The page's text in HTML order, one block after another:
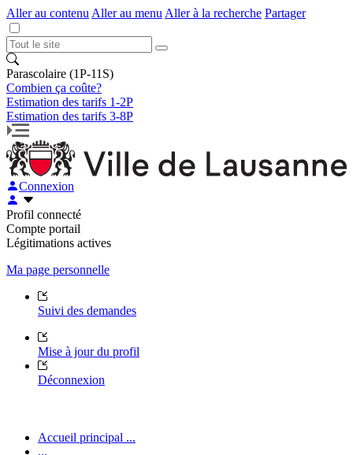
Aller au contenu Aller au menu Aller à la recherche Partager
Parascolaire (1P-11S)
Combien ça coûte?
Estimation des tarifs 1-2P
Estimation des tarifs 3-8P
Connexion
Profil connecté
Compte portail
Légitimations actives
Ma page personnelle
Suivi des demandes
Mise à jour du profil
Déconnexion
Accueil principal ...
...